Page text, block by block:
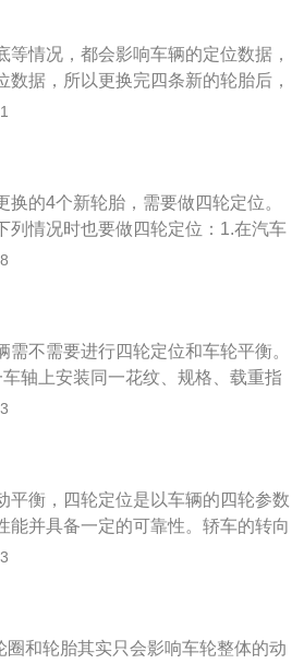
括车轮外倾角和逐个后轮前束，这
，也就是常说的四轮定位。
情况，都会影响车辆的定位数据，
据，所以更换完四条新的轮胎后，
四轮定位的相关信息如下：1、简
作用是使汽车保持稳定的直线行驶
向机件的磨损。
的4个新轮胎，需要做四轮定位。
列情况时也要做四轮定位：1.在汽车
自动回轮。2.车桥以及悬架的零件
表现为前后轮胎的一侧偏磨尤其严
不定，如同转弯和在崎岖的路面上
不需要进行四轮定位和车轮平衡。
轴上安装同一花纹、规格、载重指
安装4条同一品牌、花纹、规格、载
同一轴上的另一条轮胎的花纹沟槽
的问题。
平衡，四轮定位是以车辆的四轮参数
能并具备一定的可靠性。轿车的转向
的相对位置，这种具有一定相对位
动平衡是车辆行驶时车轮之间的平
和轮胎其实只会影响车轮整体的动